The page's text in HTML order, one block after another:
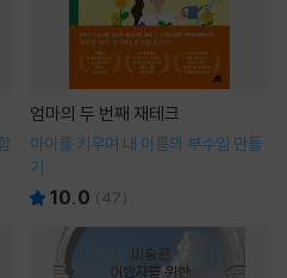
엄마의 두 번째 재테크
아이를 키우며 내 이름의 부수입 만들
기
10.0 (47)